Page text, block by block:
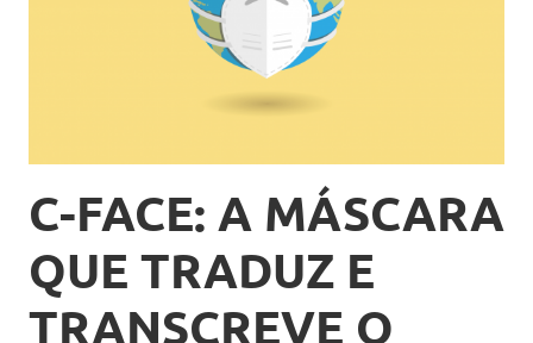
C-FACE: A MÁSCARA
QUE TRADUZ E
TRANSCREVE O